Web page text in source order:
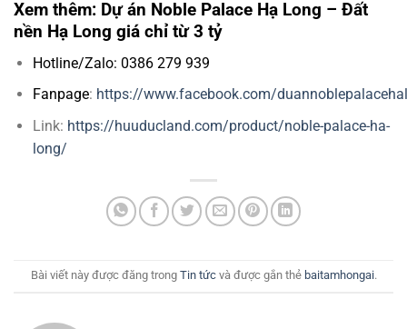
Xem thêm: Dự án Noble Palace Hạ Long – Đất
nền Hạ Long giá chỉ từ 3 tỷ
Hotline/Zalo: 0386 279 939
Fanpage: https://www.facebook.com/
Link: https://huuducland.com/product/noble-palace-ha-
long/
Bài viết này được đăng trong Tin tứcvà được gắn thẻ baitamhongai.